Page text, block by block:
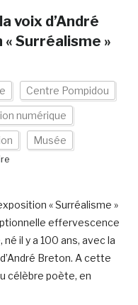
voix d’André
Surréalisme »
Centre Pompidou
numérique
Musée
« Surréalisme »
effervescence
il y a 100 ans, avec la
Breton. A cette
célèbre poète, en